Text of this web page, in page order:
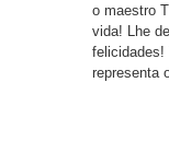
o maestro
vida! Lhe
felicidades!
representa